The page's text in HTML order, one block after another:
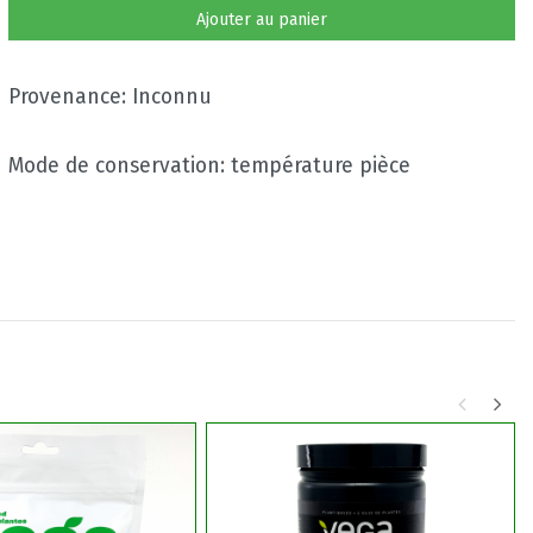
Ajouter au panier
Provenance: Inconnu
Mode de conservation: température pièce